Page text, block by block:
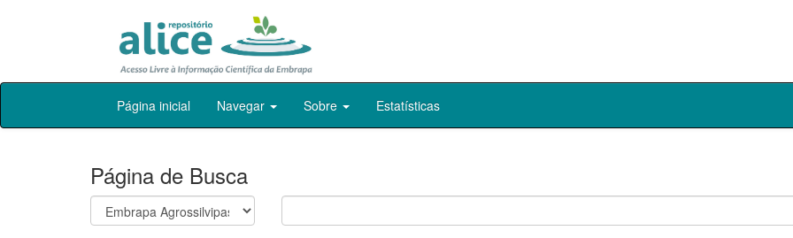
Skip
Página inicial Navegar Sobre Estatísticas
Página de Busca